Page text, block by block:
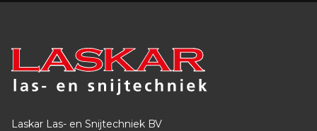
Laskar Las- en Snijtechniek BV